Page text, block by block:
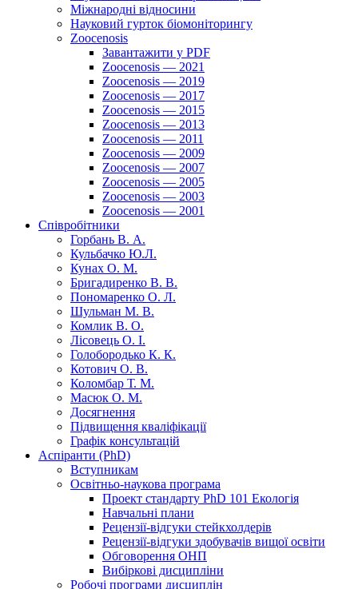
Міжнародні відносини
Науковий гурток біомоніторингу
Zoocenosis
Завантажити у PDF
Zoocenosis — 2021
Zoocenosis — 2019
Zoocenosis — 2017
Zoocenosis — 2015
Zoocenosis — 2013
Zoocenosis — 2011
Zoocenosis — 2009
Zoocenosis — 2007
Zoocenosis — 2005
Zoocenosis — 2003
Zoocenosis — 2001
Співробітники
Горбань В. А.
Кульбачко Ю.Л.
Кунах О. М.
Бригадиренко В. В.
Пономаренко О. Л.
Шульман М. В.
Комлик В. О.
Лісовець О. І.
Голобородько К. К.
Котович О. В.
Коломбар Т. М.
Масюк О. М.
Досягнення
Підвищення кваліфікації
Графік консультацій
Аспіранти (PhD)
Вступникам
Освітньо-наукова програма
Проект стандарту PhD 101 Екологія
Навчальні плани
Рецензії-відгуки стейкхолдерів
Рецензії-відгуки здобувачів вищої освіти
Обговорення ОНП
Вибіркові дисципліни
Робочі програми дисциплін